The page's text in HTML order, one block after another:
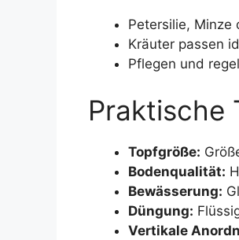
Petersilie, Minze
Kräuter passen
Pflegen und
Praktische
Topfgröße:
Bodenqualität:
Bewässerung:
Düngung:
Vertikale